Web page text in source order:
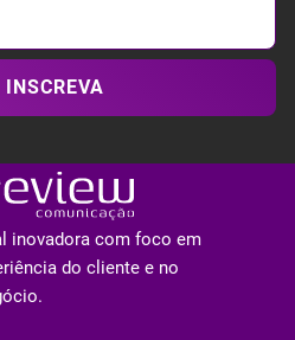
INSCREVA
inovadora com foco em
do cliente e no